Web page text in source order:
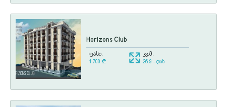
Horizons Club
ფასი:
1 700 ¢
კვ.მ:
26.9 - დან